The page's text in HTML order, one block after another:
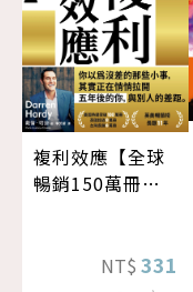
複利效應【全球
暢銷150萬冊・
NT$ 331